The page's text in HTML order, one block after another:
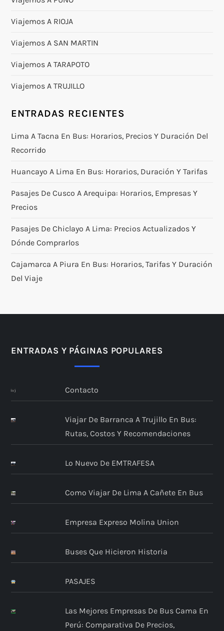
Viajemos A RIOJA
Viajemos A SAN MARTIN
Viajemos A TARAPOTO
Viajemos A TRUJILLO
ENTRADAS RECIENTES
Lima A Tacna En Bus: Horarios, Precios Y Duración Del
Recorrido
Huancayo A Lima En Bus: Horarios, Duración Y Tarifas
Pasajes De Cusco A Arequipa: Horarios, Empresas Y
Precios
Pasajes De Chiclayo A Lima: Precios Actualizados Y
Dónde Comprarlos
Cajamarca A Piura En Bus: Horarios, Tarifas Y Duración
Del Viaje
ENTRADAS Y PÁGINAS POPULARES
Contacto
Viajar De Barranca A Trujillo En Bus:
Rutas, Costos Y Recomendaciones
Lo Nuevo De EMTRAFESA
Como Viajar De Lima A Cañete En Bus
Empresa Expreso Molina Union
Buses Que Hicieron Historia
PASAJES
Las Mejores Empresas De Bus Cama En
Perú: Comparativa De Precios,